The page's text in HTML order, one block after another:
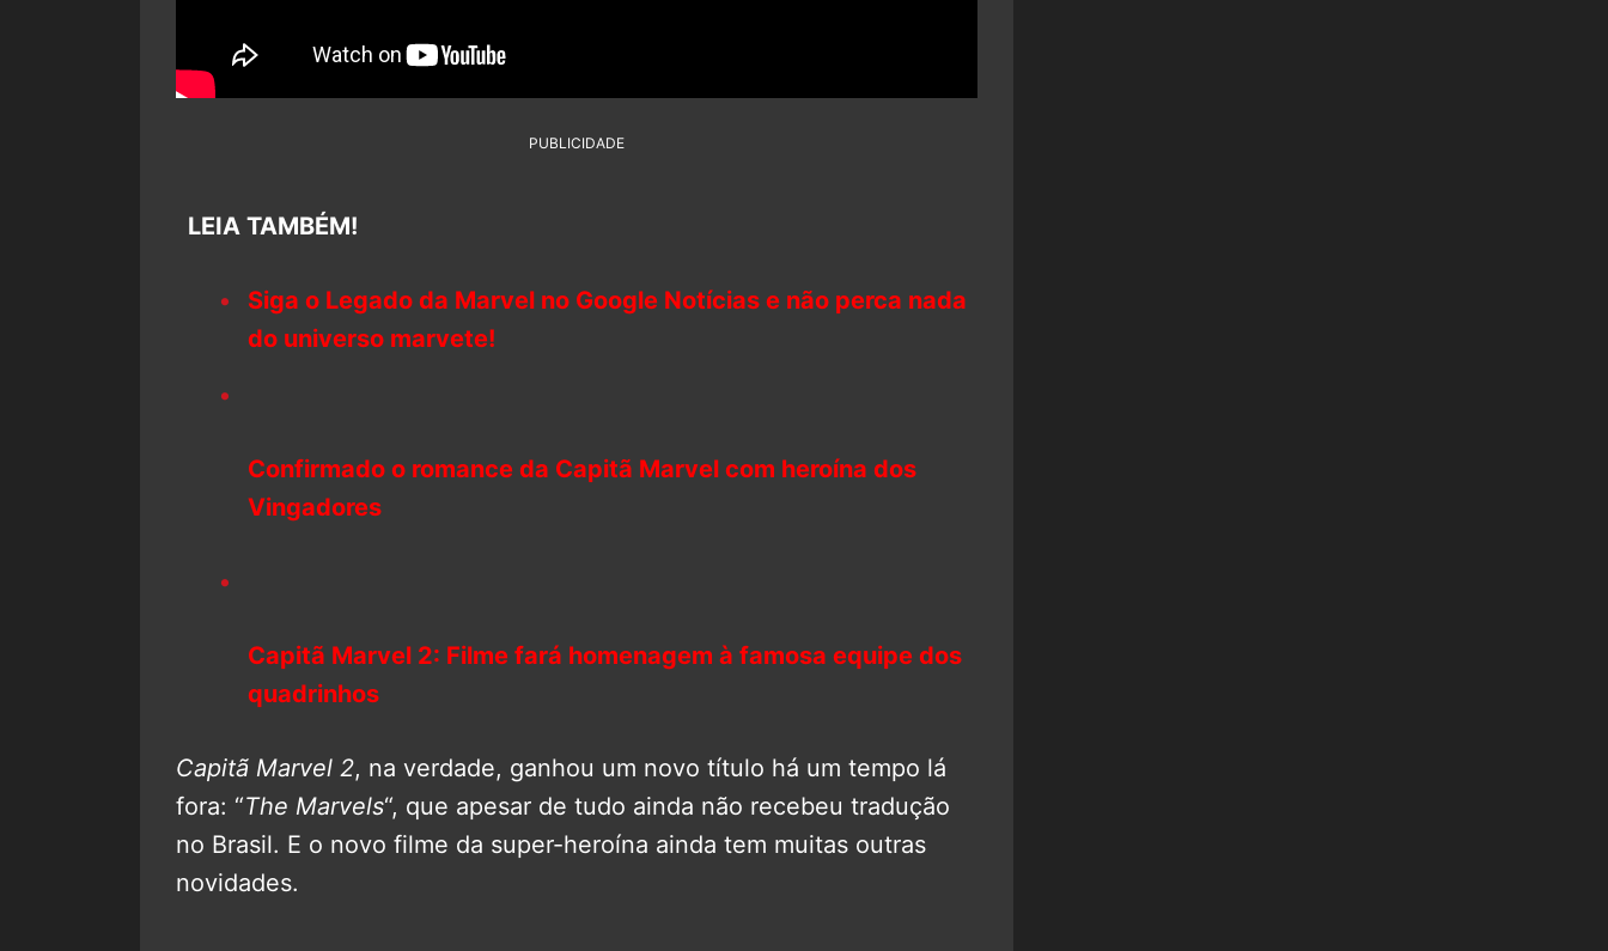
PUBLICIDADE
LEIA TAMBÉM!
Siga o Legado da Marvel no Google Notícias e não perca nada
do universo marvete!
Confirmado o romance da Capitã Marvel com heroína dos
Vingadores
Capitã Marvel 2: Filme fará homenagem à famosa equipe dos
quadrinhos
Capitã Marvel 2, na verdade, ganhou um novo título há um tempo lá
fora: “The Marvels“, que apesar de tudo ainda não recebeu tradução
no Brasil. E o novo filme da super-heroína ainda tem muitas outras
novidades.